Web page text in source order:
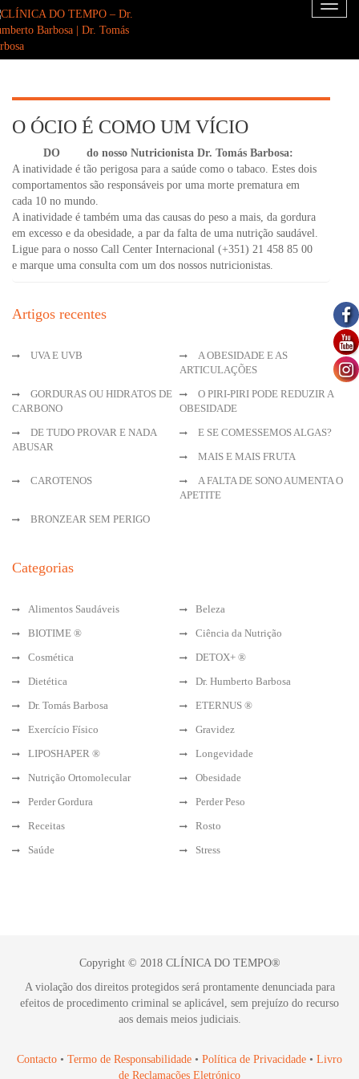
Toggle
O ÓCIO É COMO UM VÍCIO
DO
do nosso Nutricionista Dr. Tomás Barbosa:
A inatividade é tão perigosa para a saúde como o tabaco. Estes dois
comportamentos são responsáveis por uma morte prematura em
cada 10 no mundo.
A inatividade é também uma das causas do peso a mais, da gordura
em excesso e da obesidade, a par da falta de uma nutrição saudável.
Ligue para o nosso Call Center Internacional (+351) 21 458 85 00
e marque uma consulta com um dos nossos nutricionistas.
Artigos recentes
UVA E UVB
A OBESIDADE E AS
ARTICULAÇÕES
GORDURAS OU HIDRATOS DE
CARBONO
O PIRI-PIRI PODE REDUZIR A
OBESIDADE
DE TUDO PROVAR E NADA
ABUSAR
E SE COMESSEMOS ALGAS?
MAIS E MAIS FRUTA
CAROTENOS
A FALTA DE SONO AUMENTA O
APETITE
BRONZEAR SEM PERIGO
Categorias
Alimentos Saudáveis
Beleza
BIOTIME ®
Ciência da Nutrição
Cosmética
DETOX+ ®
Dietética
Dr. Humberto Barbosa
Dr. Tomás Barbosa
ETERNUS ®
Exercício Físico
Gravidez
LIPOSHAPER ®
Longevidade
Nutrição Ortomolecular
Obesidade
Perder Gordura
Perder Peso
Receitas
Rosto
Saúde
Stress
Copyright © 2018 CLÍNICA DO TEMPO®
A violação dos direitos protegidos será prontamente denunciada para
efeitos de procedimento criminal se aplicável, sem prejuízo do recurso
aos demais meios judiciais.
Contacto • Termo de Responsabilidade • Política de Privacidade • Livro
de Reclamações Eletrónico